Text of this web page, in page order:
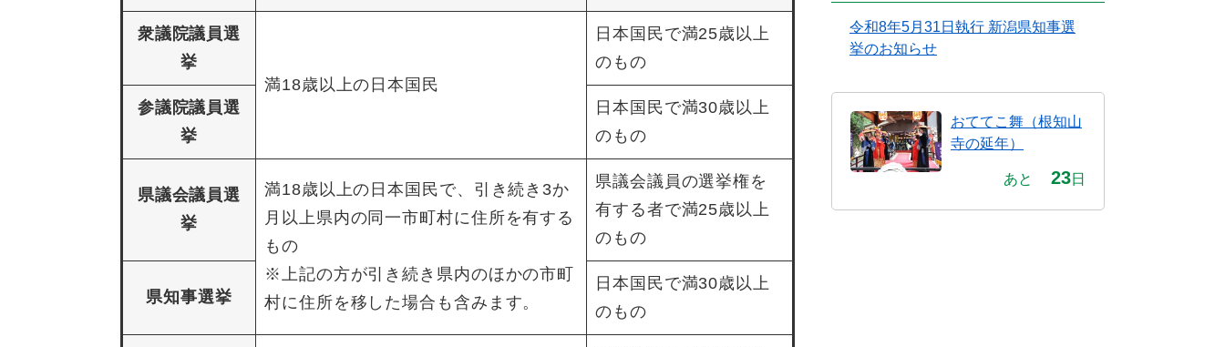
衆議院議員選
挙
満18歳以上の日本国民
日本国民で満25歳以上
のもの
参議院議員選
挙
日本国民で満30歳以上
のもの
県議会議員選
挙
満18歳以上の日本国民で、引き続き3か
月以上県内の同一市町村に住所を有する
もの
※上記の方が引き続き県内のほかの市町
村に住所を移した場合も含みます。
県議会議員の選挙権を
有する者で満25歳以上
のもの
県知事選挙
日本国民で満30歳以上
のもの
令和8年5月31日執行 新潟県知事選
挙のお知らせ
おててこ舞（根知山
寺の延年）
あと 23日